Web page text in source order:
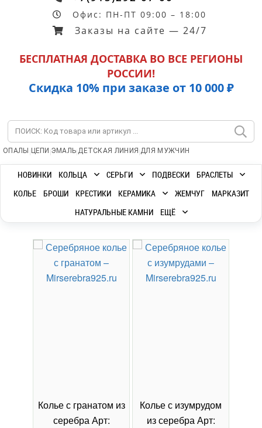
Офис: ПН-ПТ 09:00 – 18:00
Заказы на сайте — 24/7
БЕСПЛАТНАЯ ДОСТАВКА ВО ВСЕ РЕГИОНЫ
РОССИИ!
Скидка 10% при заказе от 10 000 ₽
ОПАЛЫ | ЦЕПИ |ЭМАЛЬ|ДЕТСКАЯ ЛИНИЯ |ДЛЯ МУЖЧИН
НОВИНКИ КОЛЬЦА СЕРЬГИ ПОДВЕСКИ
БРАСЛЕТЫ
КОЛЬЕ
БРОШИ КРЕСТИКИ КЕРАМИКА ЖЕМЧУГ
МАРКАЗИТ
НАТУРАЛЬНЫЕ КАМНИ
ЕЩЁ
Колье с гранатом из
серебра Арт:
Колье с изумрудом
из серебра Арт: